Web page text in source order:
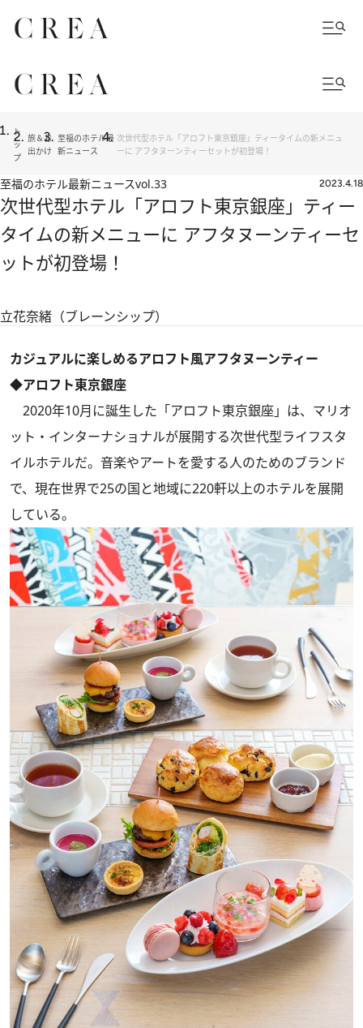
ト
ッ
プ
旅＆お
出かけ
至福のホテル最
新ニュース
次世代型ホテル「アロフト東京銀座」ティータイムの新メニュ
ーに アフタヌーンティーセットが初登場！
至福のホテル最新ニュースvol.33 2023.4.18
次世代型ホテル「アロフト東京銀座」ティー
タイムの新メニューに アフタヌーンティーセ
ットが初登場！
立花奈緒（ブレーンシップ）
カジュアルに楽しめるアロフト風アフタヌーンティー
◆アロフト東京銀座
2020年10月に誕生した「アロフト東京銀座」は、マリオ
ット・インターナショナルが展開する次世代型ライフスタ
イルホテルだ。音楽やアートを愛する人のためのブランド
で、現在世界で25の国と地域に220軒以上のホテルを展開
している。